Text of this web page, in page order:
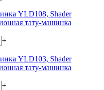
тату-машинка
+
тату-машинка
+